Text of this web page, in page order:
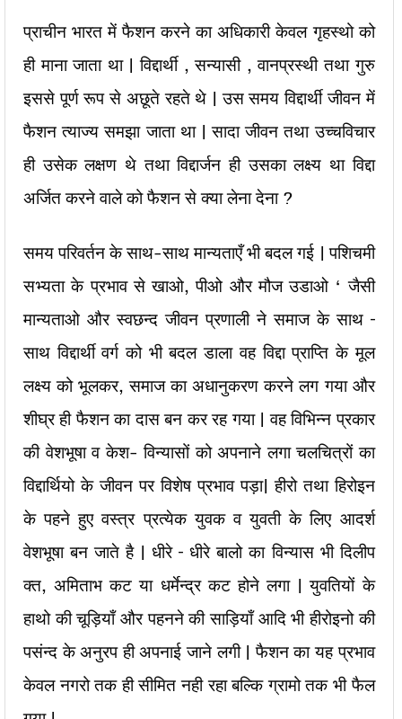
प्राचीन भारत में फैशन करने का अधिकारी केवल गृहस्थो को
ही माना जाता था | विद्दार्थी , सन्यासी , वानप्रस्थी तथा गुरु
इससे पूर्ण रूप से अछूते रहते थे | उस समय विद्दार्थी जीवन में
फैशन त्याज्य समझा जाता था | सादा जीवन तथा उच्चविचार
ही उसेक लक्षण थे तथा विद्दार्जन ही उसका लक्ष्य था विद्दा
अर्जित करने वाले को फैशन से क्या लेना देना ?
समय परिवर्तन के साथ-साथ मान्यताएँ भी बदल गई | पशिचमी
सभ्यता के प्रभाव से खाओ, पीओ और मौज उडाओ ‘ जैसी
मान्यताओ और स्वछन्द जीवन प्रणाली ने समाज के साथ –
साथ विद्दार्थी वर्ग को भी बदल डाला वह विद्दा प्राप्ति के मूल
लक्ष्य को भूलकर, समाज का अधानुकरण करने लग गया और
शीघ्र ही फैशन का दास बन कर रह गया | वह विभिन्न प्रकार
की वेशभूषा व केश- विन्यासों को अपनाने लगा चलचित्रों का
विद्दार्थियो के जीवन पर विशेष प्रभाव पड़ा| हीरो तथा हिरोइन
के पहने हुए वस्त्र प्रत्येक युवक व युवती के लिए आदर्श
वेशभूषा बन जाते है | धीरे – धीरे बालो का विन्यास भी दिलीप
क्त, अमिताभ कट या धर्मेन्द्र कट होने लगा | युवतियों के
हाथो की चूड़ियाँ और पहनने की साड़ियाँ आदि भी हीरोइनो की
पसंन्द के अनुरप ही अपनाई जाने लगी | फैशन का यह प्रभाव
केवल नगरो तक ही सीमित नही रहा बल्कि ग्रामो तक भी फैल